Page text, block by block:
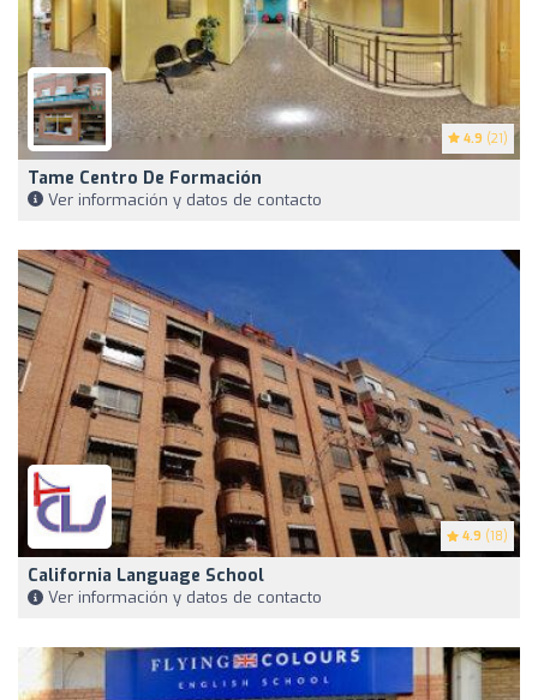
4.9 (21)
Tame Centro De Formación
Ver información y datos de contacto
4.9 (18)
California Language School
Ver información y datos de contacto